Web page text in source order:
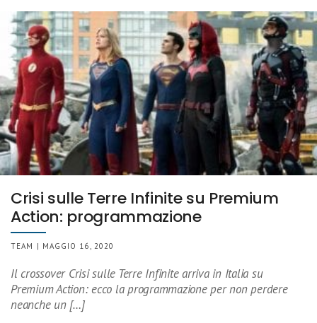
Crisi sulle Terre Infinite su Premium
Action: programmazione
TEAM | MAGGIO 16, 2020
Il crossover Crisi sulle Terre Infinite arriva in Italia su
Premium Action: ecco la programmazione per non perdere
neanche un […]